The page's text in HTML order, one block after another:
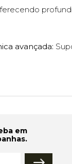
avançada:
em